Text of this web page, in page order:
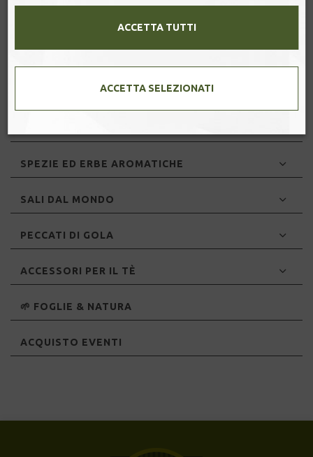
Art Tea
FILTRI A PIRAMIDE
SPEZIE ED ERBE AROMATICHE
SALI DAL MONDO
PECCATI DI GOLA
ACCESSORI PER IL TÈ
🌱 FOGLIE & NATURA
ACQUISTO EVENTI
ACCETTA TUTTI
ACCETTA SELEZIONATI